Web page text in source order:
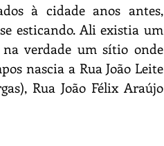
à cidade anos antes,
esticando. Ali existia um
verdade um sítio onde
nascia a Rua João Leite
Rua João Félix Araújo